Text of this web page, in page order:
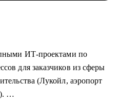
ИТ-проектами по
для заказчиков из сферы
(Лукойл, аэропорт